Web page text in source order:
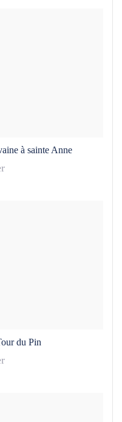
à sainte Anne
du Pin